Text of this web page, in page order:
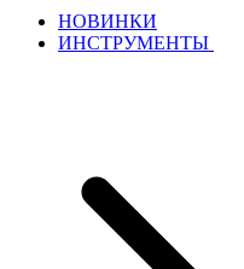
НОВИНКИ
ИНСТРУМЕНТЫ